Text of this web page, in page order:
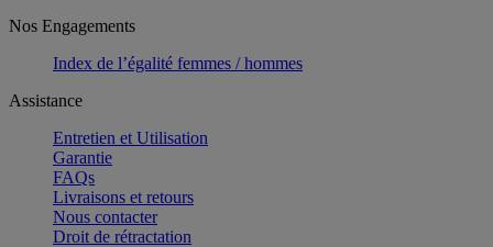
Nos Engagements
Index de l’égalité femmes / hommes
Assistance
Entretien et Utilisation
Garantie
FAQs
Livraisons et retours
Nous contacter
Droit de rétractation